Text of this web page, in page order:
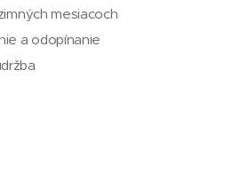
mesiacoch
a odopínanie